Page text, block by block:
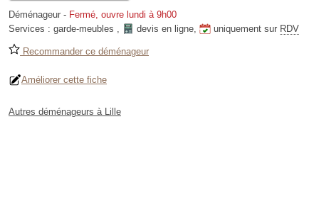
Déménageur - Fermé, ouvre lundi à 9h00
Services : garde-meubles , devis en ligne, uniquement sur RDV
Recommander ce déménageur
Améliorer cette fiche
Autres déménageurs à Lille